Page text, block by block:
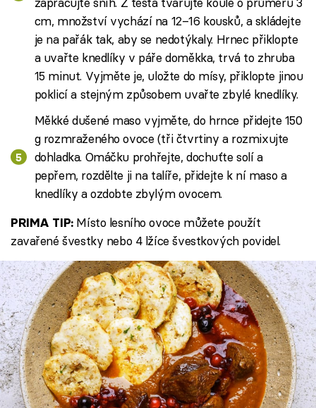
cm, množství vychází na 12–16 kousků, a skládejte
je na pařák tak, aby se nedotýkaly. Hrnec přiklopte
a uvařte knedlíky v páře doměkka, trvá to zhruba
15 minut. Vyjměte je, uložte do mísy, přiklopte jinou
poklicí a stejným způsobem uvařte zbylé knedlíky.
Měkké dušené maso vyjměte, do hrnce přidejte 150
g rozmraženého ovoce (tři čtvrtiny a rozmixujte
dohladka. Omáčku prohřejte, dochuťte solí a
pepřem, rozdělte ji na talíře, přidejte k ní maso a
knedlíky a ozdobte zbylým ovocem.
PRIMA TIP:Místo lesního ovoce můžete použít
zavařené švestky nebo 4 lžíce švestkových povidel.